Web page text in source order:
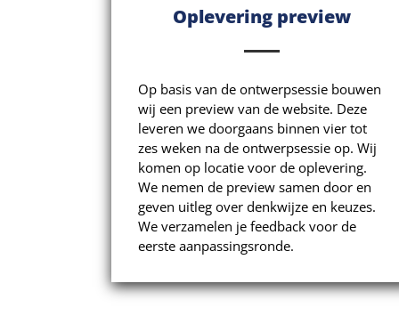
Oplevering preview
Op basis van de ontwerpsessie bouwen
wij een preview van de website. Deze
leveren we doorgaans binnen vier tot
zes weken na de ontwerpsessie op. Wij
komen op locatie voor de oplevering.
We nemen de preview samen door en
geven uitleg over denkwijze en keuzes.
We verzamelen je feedback voor de
eerste aanpassingsronde.